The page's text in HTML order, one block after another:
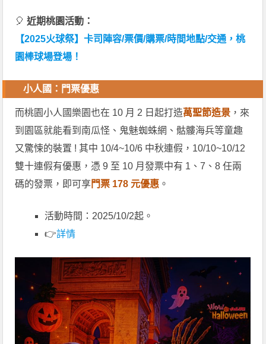
🎈近期桃園活動：
【2025火球祭】卡司陣容/票價/購票/時間地點/交通，桃
園棒球場登場！
小人國：門票優惠
而桃園小人國樂園也在 10 月 2 日起打造萬聖節造景 ，來
到園區就能看到南瓜怪、鬼魅蜘蛛網、骷髏海兵等童趣
又驚悚的裝置 ! 其中 10/4~10/6 中秋連假，10/10~10/12
雙十連假有優惠，憑 9 至 10 月發票中有 1、7、8 任兩
碼的發票，即可享門票 178 元優惠 。
活動時間：2025/10/2起。
👉詳情